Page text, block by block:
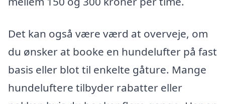
Det kan også være værd at overveje, om
du ønsker at booke en hundelufter på fast
basis eller blot til enkelte gåture. Mange
hundeluftere tilbyder rabatter eller